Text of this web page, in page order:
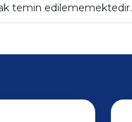
temin edilememektedir.